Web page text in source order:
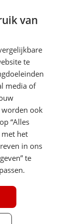
met anderen
van
te
media of
worden ook
“Alles
met het
in ons
te